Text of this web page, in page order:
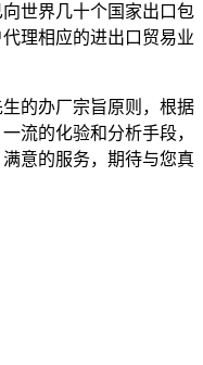
世界几十个国家出口包
理相应的进出口贸易业
的办厂宗旨原则，根据
流的化验和分析手段，
意的服务，期待与您真